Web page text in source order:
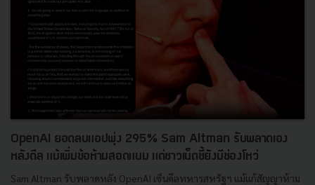
OpenAI ยอดลบแอปพุ่ง 295% Sam Altman รับพลาดเอง
หลังดีล แม้เพิ่มข้อห้ามสอดแนม แต่ชาวเน็ตชี้ยังมีช่องโหว่
Sam Altman รับพลาดหลัง OpenAI เซ็นดีลทหารสหรัฐฯ แม้แก้สัญญาห้าม